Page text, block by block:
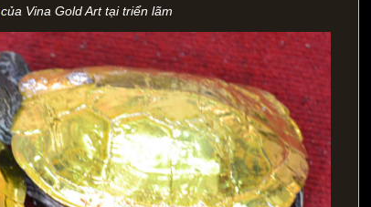
của Vina Gold Art tại triển lãm